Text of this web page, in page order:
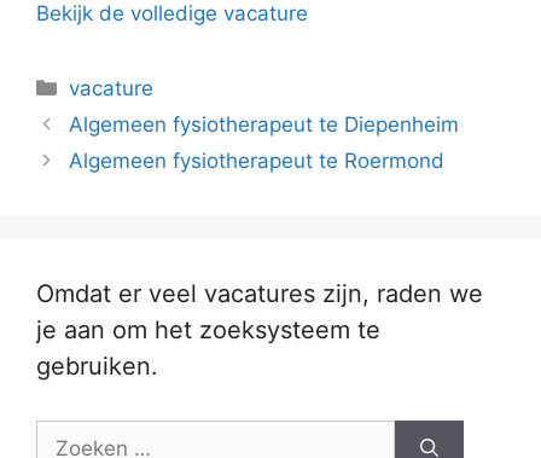
Bekijk de volledige vacature
Categorieën
vacature
Algemeen fysiotherapeut te Diepenheim
Algemeen fysiotherapeut te Roermond
Omdat er veel vacatures zijn, raden we
je aan om het zoeksysteem te
gebruiken.
Zoek